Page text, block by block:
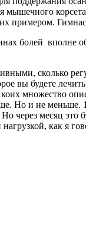
корсета
примером.
болей вполне
сколько
вы будете
множество
Но и не
через месяц это
как я